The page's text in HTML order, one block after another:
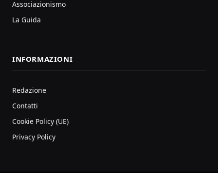
Associazionismo
La Guida
INFORMAZIONI
Redazione
Contatti
Cookie Policy (UE)
Privacy Policy